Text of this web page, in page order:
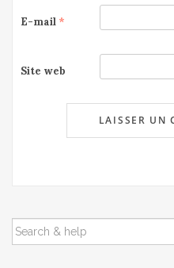
E-mail *
Site web
SEARCH
FOR: